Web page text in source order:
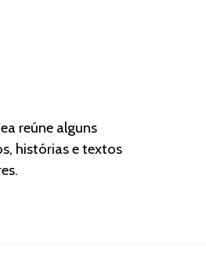
reúne alguns
histórias e textos